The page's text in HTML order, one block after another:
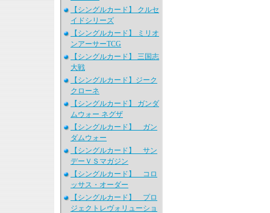
【シングルカード】 クルセ
イドシリーズ
【シングルカード】 ミリオ
ンアーサーTCG
【シングルカード】 三国志
大戦
【シングルカード】ジーク
クローネ
【シングルカード】 ガンダ
ムウォー ネグザ
【シングルカード】 ガン
ダムウォー
【シングルカード】 サン
デーＶＳマガジン
【シングルカード】 コロ
ッサス・オーダー
【シングルカード】 プロ
ジェクトレヴォリューショ